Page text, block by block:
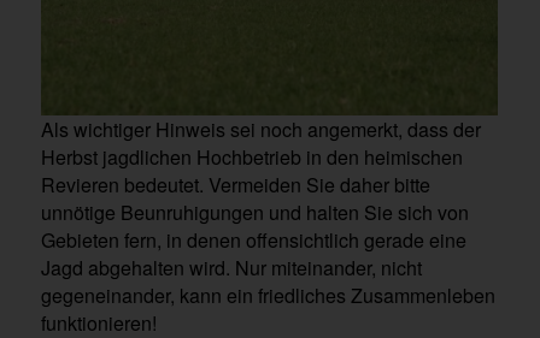
Als wichtiger Hinweis sei noch angemerkt, dass der
Herbst jagdlichen Hochbetrieb in den heimischen
Revieren bedeutet. Vermeiden Sie daher bitte
unnötige Beunruhigungen und halten Sie sich von
Gebieten fern, in denen offensichtlich gerade eine
Jagd abgehalten wird. Nur miteinander, nicht
gegeneinander, kann ein friedliches Zusammenleben
funktionieren!